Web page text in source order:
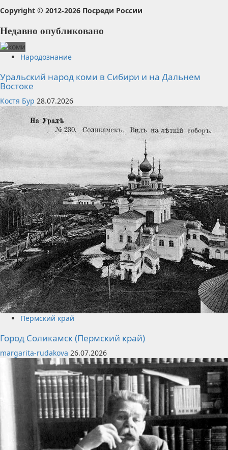
Copyright © 2012-2026 Посреди России
Недавно опубликовано
Народознание
Уральский народ коми в Сибири и на Дальнем
Востоке
Костя Бур 28.07.2026
Пермский край
Город Соликамск (Пермский край)
margarita-rudakova 26.07.2026